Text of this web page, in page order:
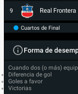
9 Real Frontera
Cuartos de Final
Forma de
Cuando dos (o más)
Diferencia de gol
Goles a favor
Victorias